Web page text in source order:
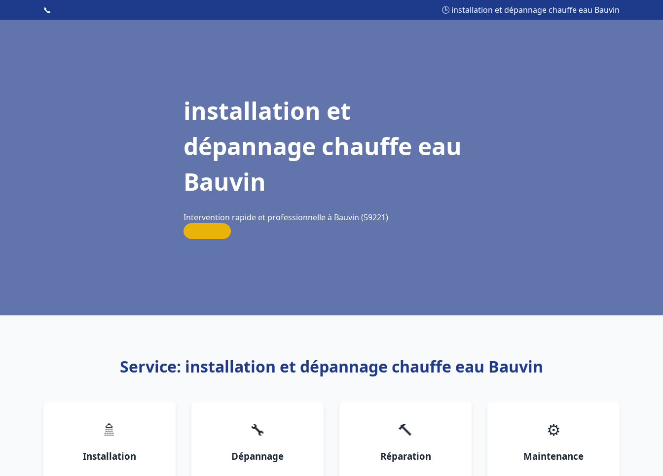
📞 🕒 installation et dépannage chauffe eau Bauvin
installation et
dépannage chauffe eau
Bauvin
Intervention rapide et professionnelle à Bauvin (59221)
Service: installation et dépannage chauffe eau Bauvin
🚿
Installation
🔧
Dépannage
🔨
Réparation
⚙️
Maintenance